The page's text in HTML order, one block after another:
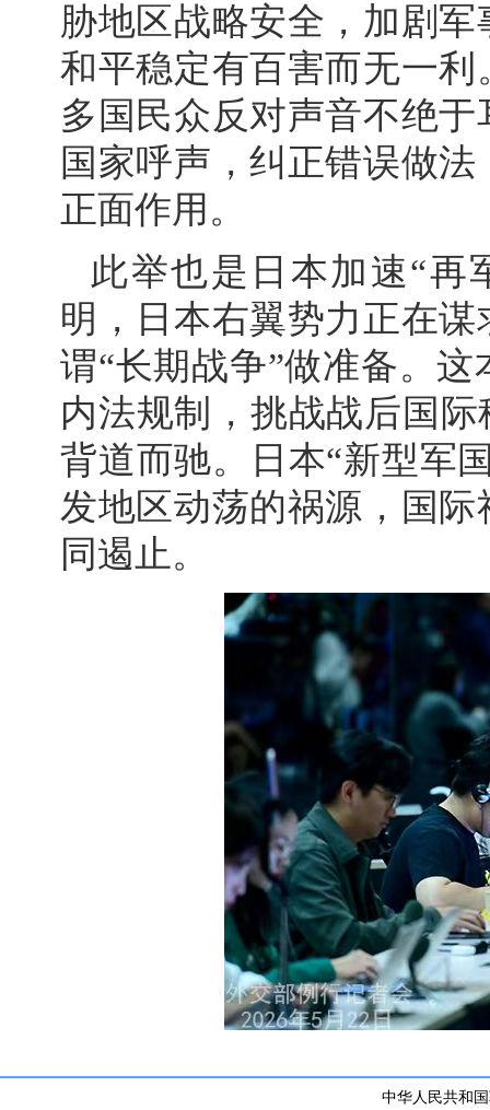
胁地区战略安全，加剧
和平稳定有百害而无一
多国民众反对声音不绝
国家呼声，纠正错误做
正面作用。
此举也是日本加速“再
明，日本右翼势力正在
谓“长期战争”做准备。
内法规制，挑战战后国
背道而驰。日本“新型军
发地区动荡的祸源，国
同遏止。
中华人民共和